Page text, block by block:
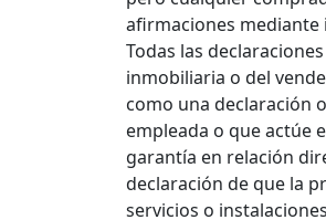
afirmaciones mediante
Todas las
inmobiliaria o del
como una declaración
empleada o que actúe
garantía en relación
declaración de que la
servicios o